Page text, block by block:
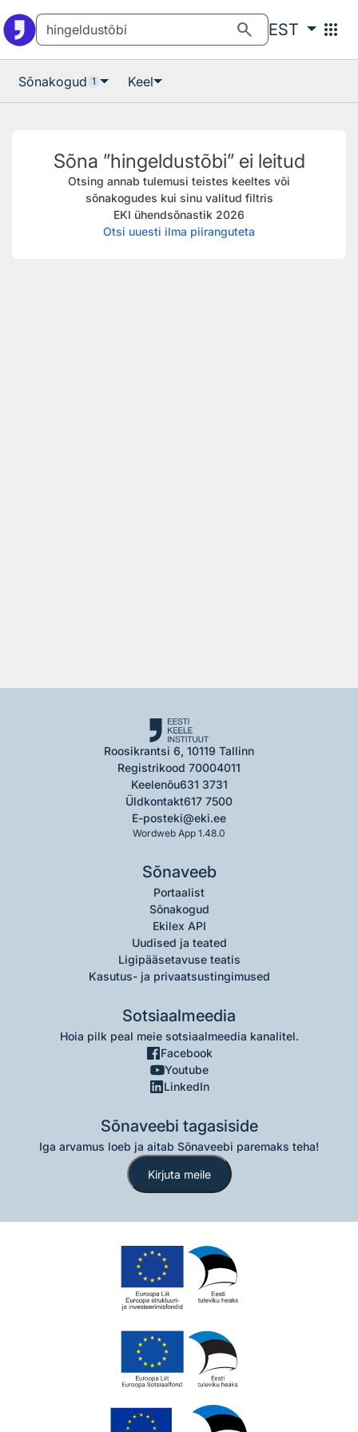
search EST apps
Sõnakogud 1 Keel
Sõna ”hingeldustõbi” ei leitud
Otsing annab tulemusi teistes keeltes või
sõnakogudes kui sinu valitud filtris
EKI ühendsõnastik 2026
Otsi uuesti ilma piiranguteta
Roosikrantsi 6, 10119 Tallinn
Registrikood 70004011
Keelenõu631 3731
Üldkontakt617 7500
E-posteki@eki.ee
Wordweb App 1.48.0
Sõnaveeb
Portaalist
Sõnakogud
Ekilex API
Uudised ja teated
Ligipääsetavuse teatis
Kasutus- ja privaatsustingimused
Sotsiaalmeedia
Hoia pilk peal meie sotsiaalmeedia kanalitel.
Facebook
Youtube
LinkedIn
Sõnaveebi tagasiside
Iga arvamus loeb ja aitab Sõnaveebi paremaks teha!
Kirjuta meile